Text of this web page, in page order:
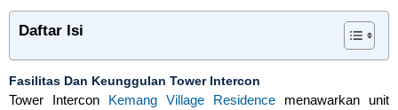
Daftar Isi
Fasilitas Dan Keunggulan Tower Intercon
Tower Intercon Kemang Village Residence menawarkan unit